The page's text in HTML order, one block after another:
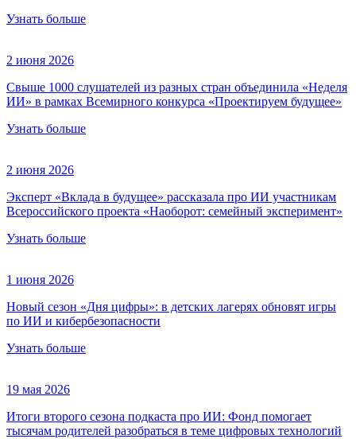
Узнать больше
2 июня 2026
Свыше 1000 слушателей из разных стран объединила «Неделя
ИИ» в рамках Всемирного конкурса «Проектируем будущее»
Узнать больше
2 июня 2026
Эксперт «Вклада в будущее» рассказала про ИИ участникам
Всероссийского проекта «Наоборот: семейный эксперимент»
Узнать больше
1 июня 2026
Новый сезон «Дня цифры»: в детских лагерях обновят игры
по ИИ и кибербезопасности
Узнать больше
19 мая 2026
Итоги второго сезона подкаста про ИИ: Фонд помогает
тысячам родителей разобраться в теме цифровых технологий